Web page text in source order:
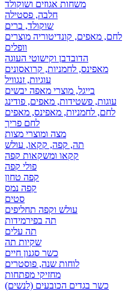
משחות אגוזים ושוקולד
חלבה, פסטילה
שוקולד, ברים
לחם, מאפים, קונדיטוריה מוצרים
וופלים
הדובדבן וקישוטי העוגה
מאפינס, לחמניות, קרואסונים
עוגיות, זנגוויל
בייגל, מוצרי מאפה יבשים
עוגות, פשטידות, מאפים, פודינג
לחם, לחמניות, מאפינס, מאפים
לחם פריך
מצה ומוצרי מצות
תה, קפה, קקאו, עולש
קקאו ומשקאות קפה
פולי קפה
קפה טחון
קפה נמס
סטים
עולש וקפה תחליפים
תה בפירמידות
תה עלים
שקיות תה
כשר סגנון חיים
לוחות שנה, פוסטרים
מחזיקי מפתחות
כשר בגדים הכובעים (לנשים)